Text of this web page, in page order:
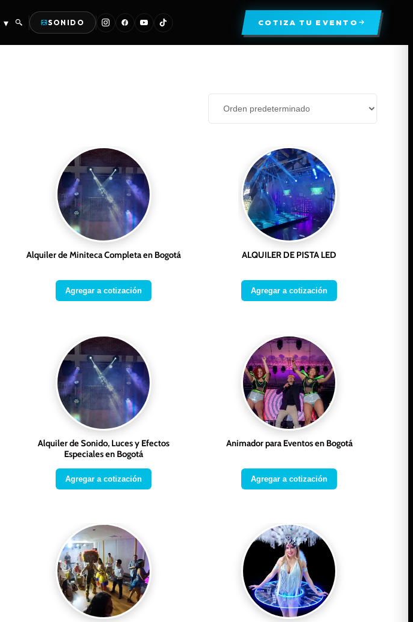
▾ SONIDO COTIZA TU EVENTO
Alquiler de Miniteca Completa en Bogotá
Agregar a cotización
ALQUILER DE PISTA LED
Agregar a cotización
Alquiler de Sonido, Luces y Efectos
Especiales en Bogotá
Agregar a cotización
Animador para Eventos en Bogotá
Agregar a cotización